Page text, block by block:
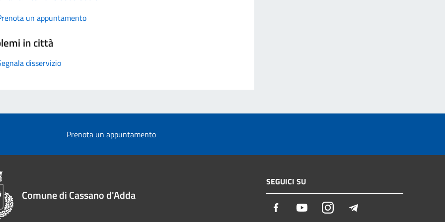
un appuntamento
in città
disservizio
Prenota un appuntamento
Comune di Cassano d'Adda
SEGUICI SU
Facebook YoutubeInstagram